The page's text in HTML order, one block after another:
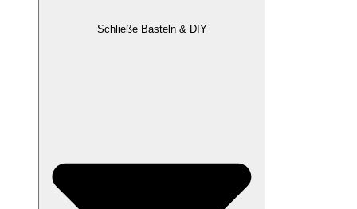
Schließe Basteln & DIY